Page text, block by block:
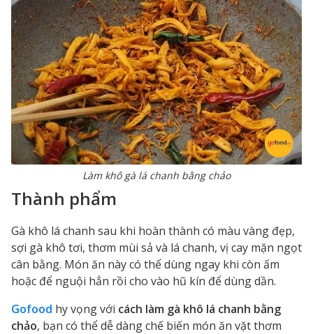
Làm khô gà lá chanh bằng chảo
Thành phẩm
Gà khô lá chanh sau khi hoàn thành có màu vàng đẹp,
sợi gà khô tơi, thơm mùi sả và lá chanh, vị cay mặn ngọt
cân bằng. Món ăn này có thể dùng ngay khi còn ấm
hoặc để nguội hẳn rồi cho vào hũ kín để dùng dần.
Gofood hy vọng với cách làm gà khô lá chanh bằng
chảo, bạn có thể dễ dàng chế biến món ăn vặt thơm